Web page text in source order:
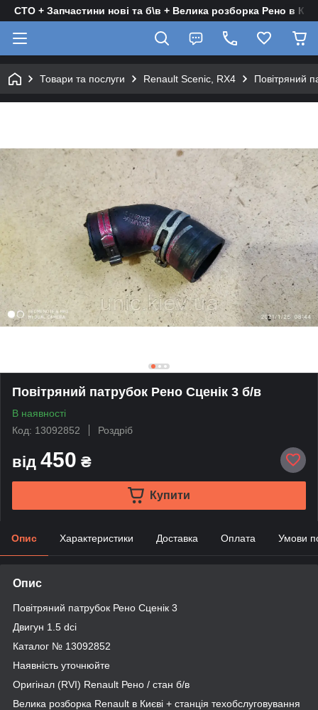
СТО + Запчастини нові та б\в + Велика розборка Рено в
Товари та послуги Renault Scenic, RX4 Повітряний
Повітряний патрубок Рено Сценік 3 б/в
В наявності
Код: 13092852
Роздріб
від 450 ₴
Купити
Опис Характеристики Доставка Оплата Умови
Опис
Повітряний патрубок Рено Сценік 3
Двигун 1.5 dci
Каталог № 13092852
Наявність уточнюйте
Оригінал (RVI) Renault Рено / стан б/в
Велика розборка Renault в Києві + станція техобслуговування